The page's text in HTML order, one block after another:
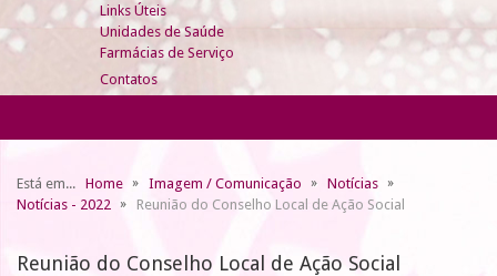
Links Úteis
Unidades de Saúde
Farmácias de Serviço
Contatos
Está em... Home Imagem / Comunicação
Notícias
Notícias - 2022
Reunião do Conselho Local de Ação Social
Reunião do Conselho Local de Ação Social